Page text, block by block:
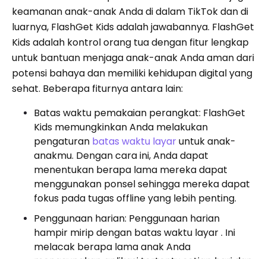
keamanan anak-anak Anda di dalam TikTok dan di
luarnya, FlashGet Kids adalah jawabannya. FlashGet
Kids adalah kontrol orang tua dengan fitur lengkap
untuk bantuan menjaga anak-anak Anda aman dari
potensi bahaya dan memiliki kehidupan digital yang
sehat. Beberapa fiturnya antara lain:
Batas waktu pemakaian perangkat: FlashGet
Kids memungkinkan Anda melakukan
pengaturan batas waktu layaruntuk anak-
anakmu. Dengan cara ini, Anda dapat
menentukan berapa lama mereka dapat
menggunakan ponsel sehingga mereka dapat
fokus pada tugas offline yang lebih penting.
Penggunaan harian: Penggunaan harian
hampir mirip dengan batas waktu layar . Ini
melacak berapa lama anak Anda